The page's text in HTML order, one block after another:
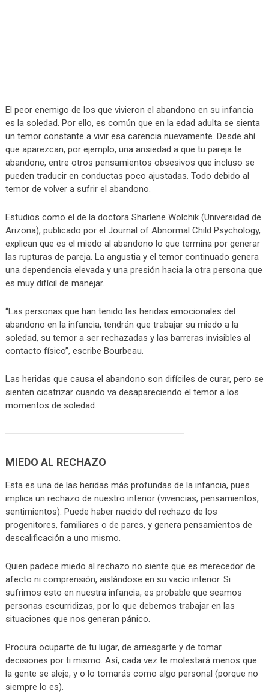
El peor enemigo de los que vivieron el abandono en su infancia
es la soledad. Por ello, es común que en la edad adulta se sienta
un temor constante a vivir esa carencia nuevamente. Desde ahí
que aparezcan, por ejemplo, una ansiedad a que tu pareja te
abandone, entre otros pensamientos obsesivos que incluso se
pueden traducir en conductas poco ajustadas. Todo debido al
temor de volver a sufrir el abandono.
Estudios como el de la doctora Sharlene Wolchik (Universidad de
Arizona), publicado por el Journal of Abnormal Child Psychology,
explican que es el miedo al abandono lo que termina por generar
las rupturas de pareja. La angustia y el temor continuado genera
una dependencia elevada y una presión hacia la otra persona que
es muy difícil de manejar.
“Las personas que han tenido las heridas emocionales del
abandono en la infancia, tendrán que trabajar su miedo a la
soledad, su temor a ser rechazadas y las barreras invisibles al
contacto físico”, escribe Bourbeau.
Las heridas que causa el abandono son difíciles de curar, pero se
sienten cicatrizar cuando va desapareciendo el temor a los
momentos de soledad.
MIEDO AL RECHAZO
Esta es una de las heridas más profundas de la infancia, pues
implica un rechazo de nuestro interior (vivencias, pensamientos,
sentimientos). Puede haber nacido del rechazo de los
progenitores, familiares o de pares, y genera pensamientos de
descalificación a uno mismo.
Quien padece miedo al rechazo no siente que es merecedor de
afecto ni comprensión, aislándose en su vacío interior. Si
sufrimos esto en nuestra infancia, es probable que seamos
personas escurridizas, por lo que debemos trabajar en las
situaciones que nos generan pánico.
Procura ocuparte de tu lugar, de arriesgarte y de tomar
decisiones por ti mismo. Así, cada vez te molestará menos que
la gente se aleje, y o lo tomarás como algo personal (porque no
siempre lo es).